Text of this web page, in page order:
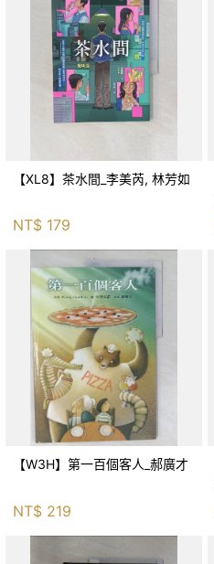
【XL8】茶水間_李美芮, 林芳如
NT$ 179
【W3H】第一百個客人_郝廣才
NT$ 219